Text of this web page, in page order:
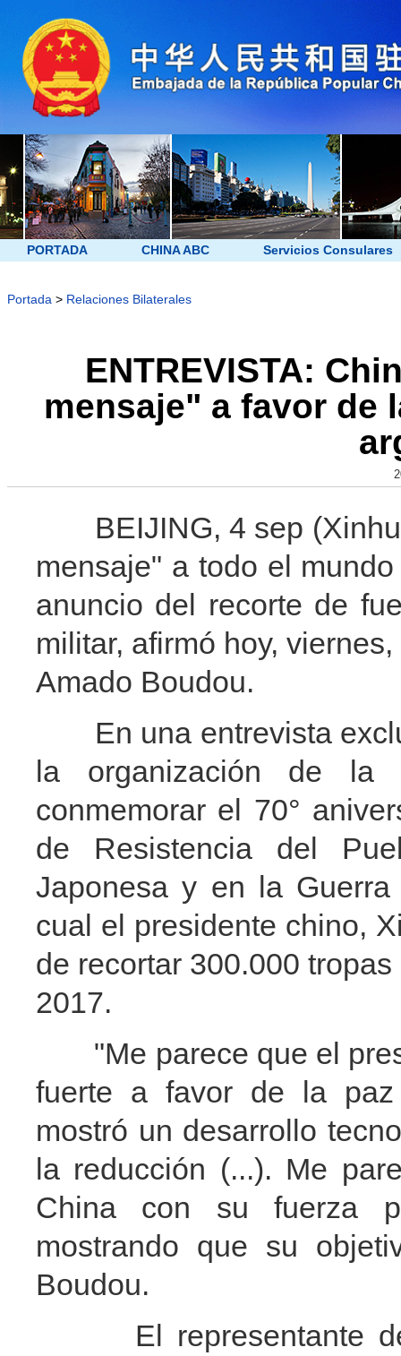
PORTADA CHINA ABC Servicios Consulares
Portada > Relaciones Bilaterales
ENTREVISTA:
mensaje" a favor de
BEIJING, 4 sep
mensaje" a todo el
anuncio del recorte de
militar, afirmó hoy,
Amado Boudou.
En una entrevista
la organización de la
conmemorar el 70°
de Resistencia del
Japonesa y en la
cual el presidente chino,
de recortar 300.000
2017.
"Me parece que el
fuerte a favor de la
mostró un desarrollo
la reducción (...). Me
China con su fuerza
mostrando que su
Boudou.
El representante del